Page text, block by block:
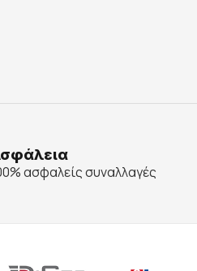
ασφαλείς συναλλαγές